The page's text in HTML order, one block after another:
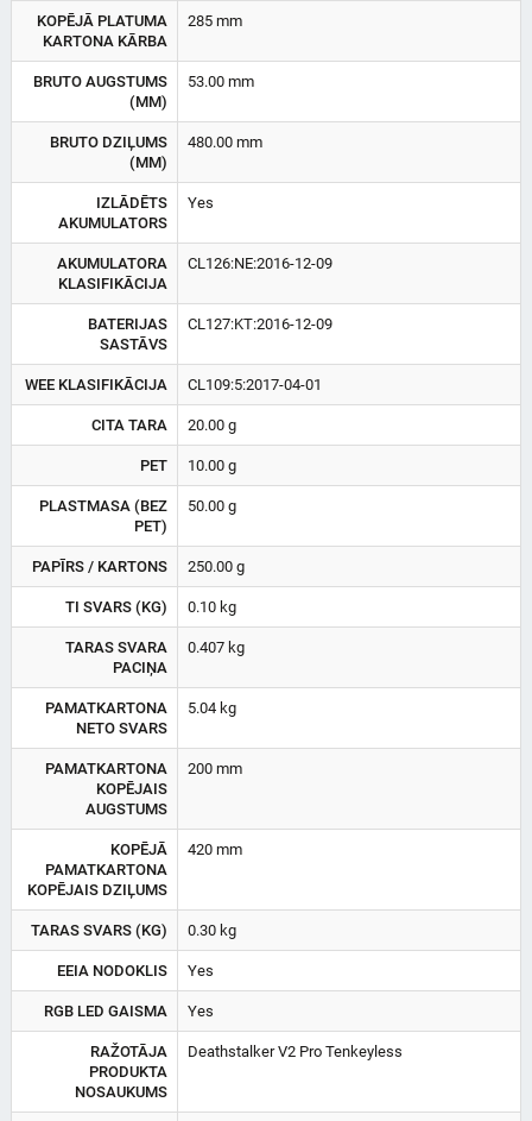
KOPĒJĀ PLATUMA
KARTONA KĀRBA
285 mm
BRUTO AUGSTUMS
(MM)
53.00 mm
BRUTO DZIĻUMS
(MM)
480.00 mm
IZLĀDĒTS
AKUMULATORS
Yes
AKUMULATORA
KLASIFIKĀCIJA
CL126:NE:2016-12-09
BATERIJAS
SASTĀVS
CL127:KT:2016-12-09
WEE KLASIFIKĀCIJA CL109:5:2017-04-01
CITA TARA 20.00 g
PET 10.00 g
PLASTMASA (BEZ
PET)
50.00 g
PAPĪRS / KARTONS 250.00 g
TI SVARS (KG) 0.10 kg
TARAS SVARA
PACIŅA
0.407 kg
PAMATKARTONA
NETO SVARS
5.04 kg
PAMATKARTONA
KOPĒJAIS
AUGSTUMS
200 mm
KOPĒJĀ
PAMATKARTONA
KOPĒJAIS DZIĻUMS
420 mm
TARAS SVARS (KG) 0.30 kg
EEIA NODOKLIS Yes
RGB LED GAISMA Yes
RAŽOTĀJA
PRODUKTA
NOSAUKUMS
Deathstalker V2 Pro Tenkeyless